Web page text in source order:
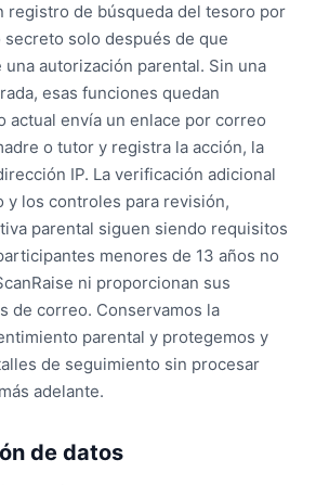
registro de búsqueda del tesoro por
solo después de que
una autorización parental. Sin una
esas funciones quedan
actual envía un enlace por correo
o tutor y registra la acción, la
IP. La verificación adicional
y los controles para revisión,
parental siguen siendo requisitos
menores de 13 años no
ni proporcionan sus
de correo. Conservamos la
parental y protegemos y
de seguimiento sin procesar
adelante.
de datos